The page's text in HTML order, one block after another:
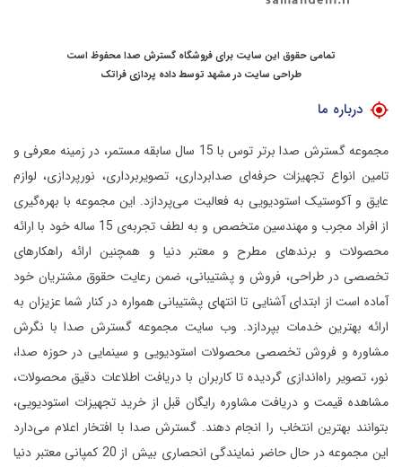
تمامی حقوق این سایت برای فروشگاه گسترش صدا محفوظ است
طراحی سایت در مشهد توسطداده پردازی فراتک
درباره ما
مجموعه گسترش صدا برتر توس با 15 سال سابقه مستمر، در زمینه معرفی و
تامین انواع تجهیزات حرفه‌ای صدابرداری، تصویربرداری، نورپردازی، لوازم
عایق و آکوستیک استودیویی به فعالیت می‌پردازد. این مجموعه با بهره‌گیری
از افراد مجرب و مهندسین متخصص و به لطف تجربه‌ی 15 ساله خود با ارائه
محصولات و برندهای مطرح و معتبر دنیا و همچنین ارائه راهکارهای
تخصصی در طراحی، فروش و پشتیبانی، ضمن رعایت حقوق مشتریان خود
آماده است از ابتدای آشنایی تا انتهای پشتیبانی همواره در کنار شما عزیزان به
ارائه بهترین خدمات بپردازد. وب سایت مجموعه گسترش صدا با نگرش
مشاوره و فروش تخصصی محصولات استودیویی و سینمایی در حوزه صدا،
نور، تصویر راه‌اندازی گردیده تا کاربران با دریافت اطلاعات دقیق محصولات،
مشاهده قیمت و دریافت مشاوره رایگان قبل از خرید تجهیزات استودیویی،
بتوانند بهترین انتخاب را انجام دهند. گسترش صدا با افتخار اعلام می‌دارد
این مجموعه در حال حاضر نمایندگی انحصاری بیش از 20 کمپانی معتبر دنیا